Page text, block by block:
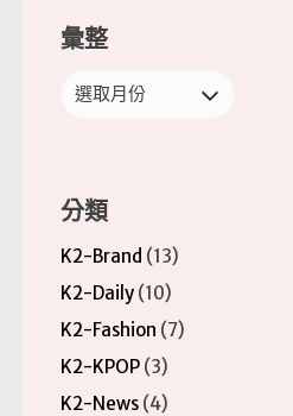
彙整
彙
分類
K2-Brand (13)
K2-Daily(10)
K2-Fashion (7)
K2-KPOP(3)
K2-News(4)